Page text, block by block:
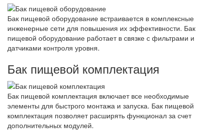
Бак пищевой оборудование встраивается в комплексные
инженерные сети для повышения их эффективности. Бак
пищевой оборудование работает в связке с фильтрами и
датчиками контроля уровня.
Бак пищевой комплектация
Бак пищевой комплектация включает все необходимые
элементы для быстрого монтажа и запуска. Бак пищевой
комплектация позволяет расширять функционал за счет
дополнительных модулей.